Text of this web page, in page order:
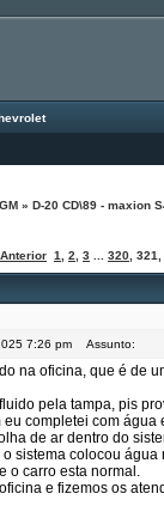
» D-20 CD\89 - maxion
Anterior 1 2 3 320 321
7:26 pm Assunto:
na oficina, que é de
pela tampa, pis
completei com
de ar dentro do
sistema colocou
o carro esta normal.
e fizemos os